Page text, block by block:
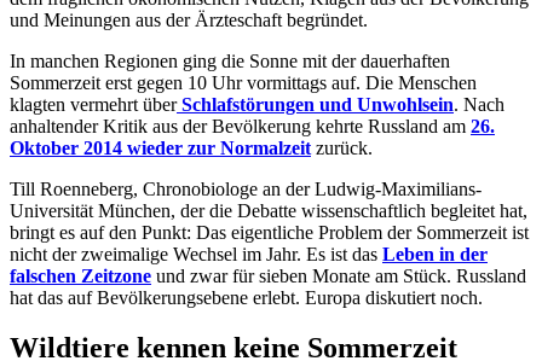
und Meinungen aus der Ärzteschaft begründet.
In manchen Regionen ging die Sonne mit der dauerhaften
Sommerzeit erst gegen 10 Uhr vormittags auf. Die Menschen
klagten vermehrt überSchlafstörungen und Unwohlsein. Nach
anhaltender Kritik aus der Bevölkerung kehrte Russland am 26.
Oktober 2014 wieder zur Normalzeit zurück.
Till Roenneberg, Chronobiologe an der Ludwig-Maximilians-
Universität München, der die Debatte wissenschaftlich begleitet hat,
bringt es auf den Punkt: Das eigentliche Problem der Sommerzeit ist
nicht der zweimalige Wechsel im Jahr. Es ist das Leben in der
falschen Zeitzone und zwar für sieben Monate am Stück. Russland
hat das auf Bevölkerungsebene erlebt. Europa diskutiert noch.
Wildtiere kennen keine Sommerzeit